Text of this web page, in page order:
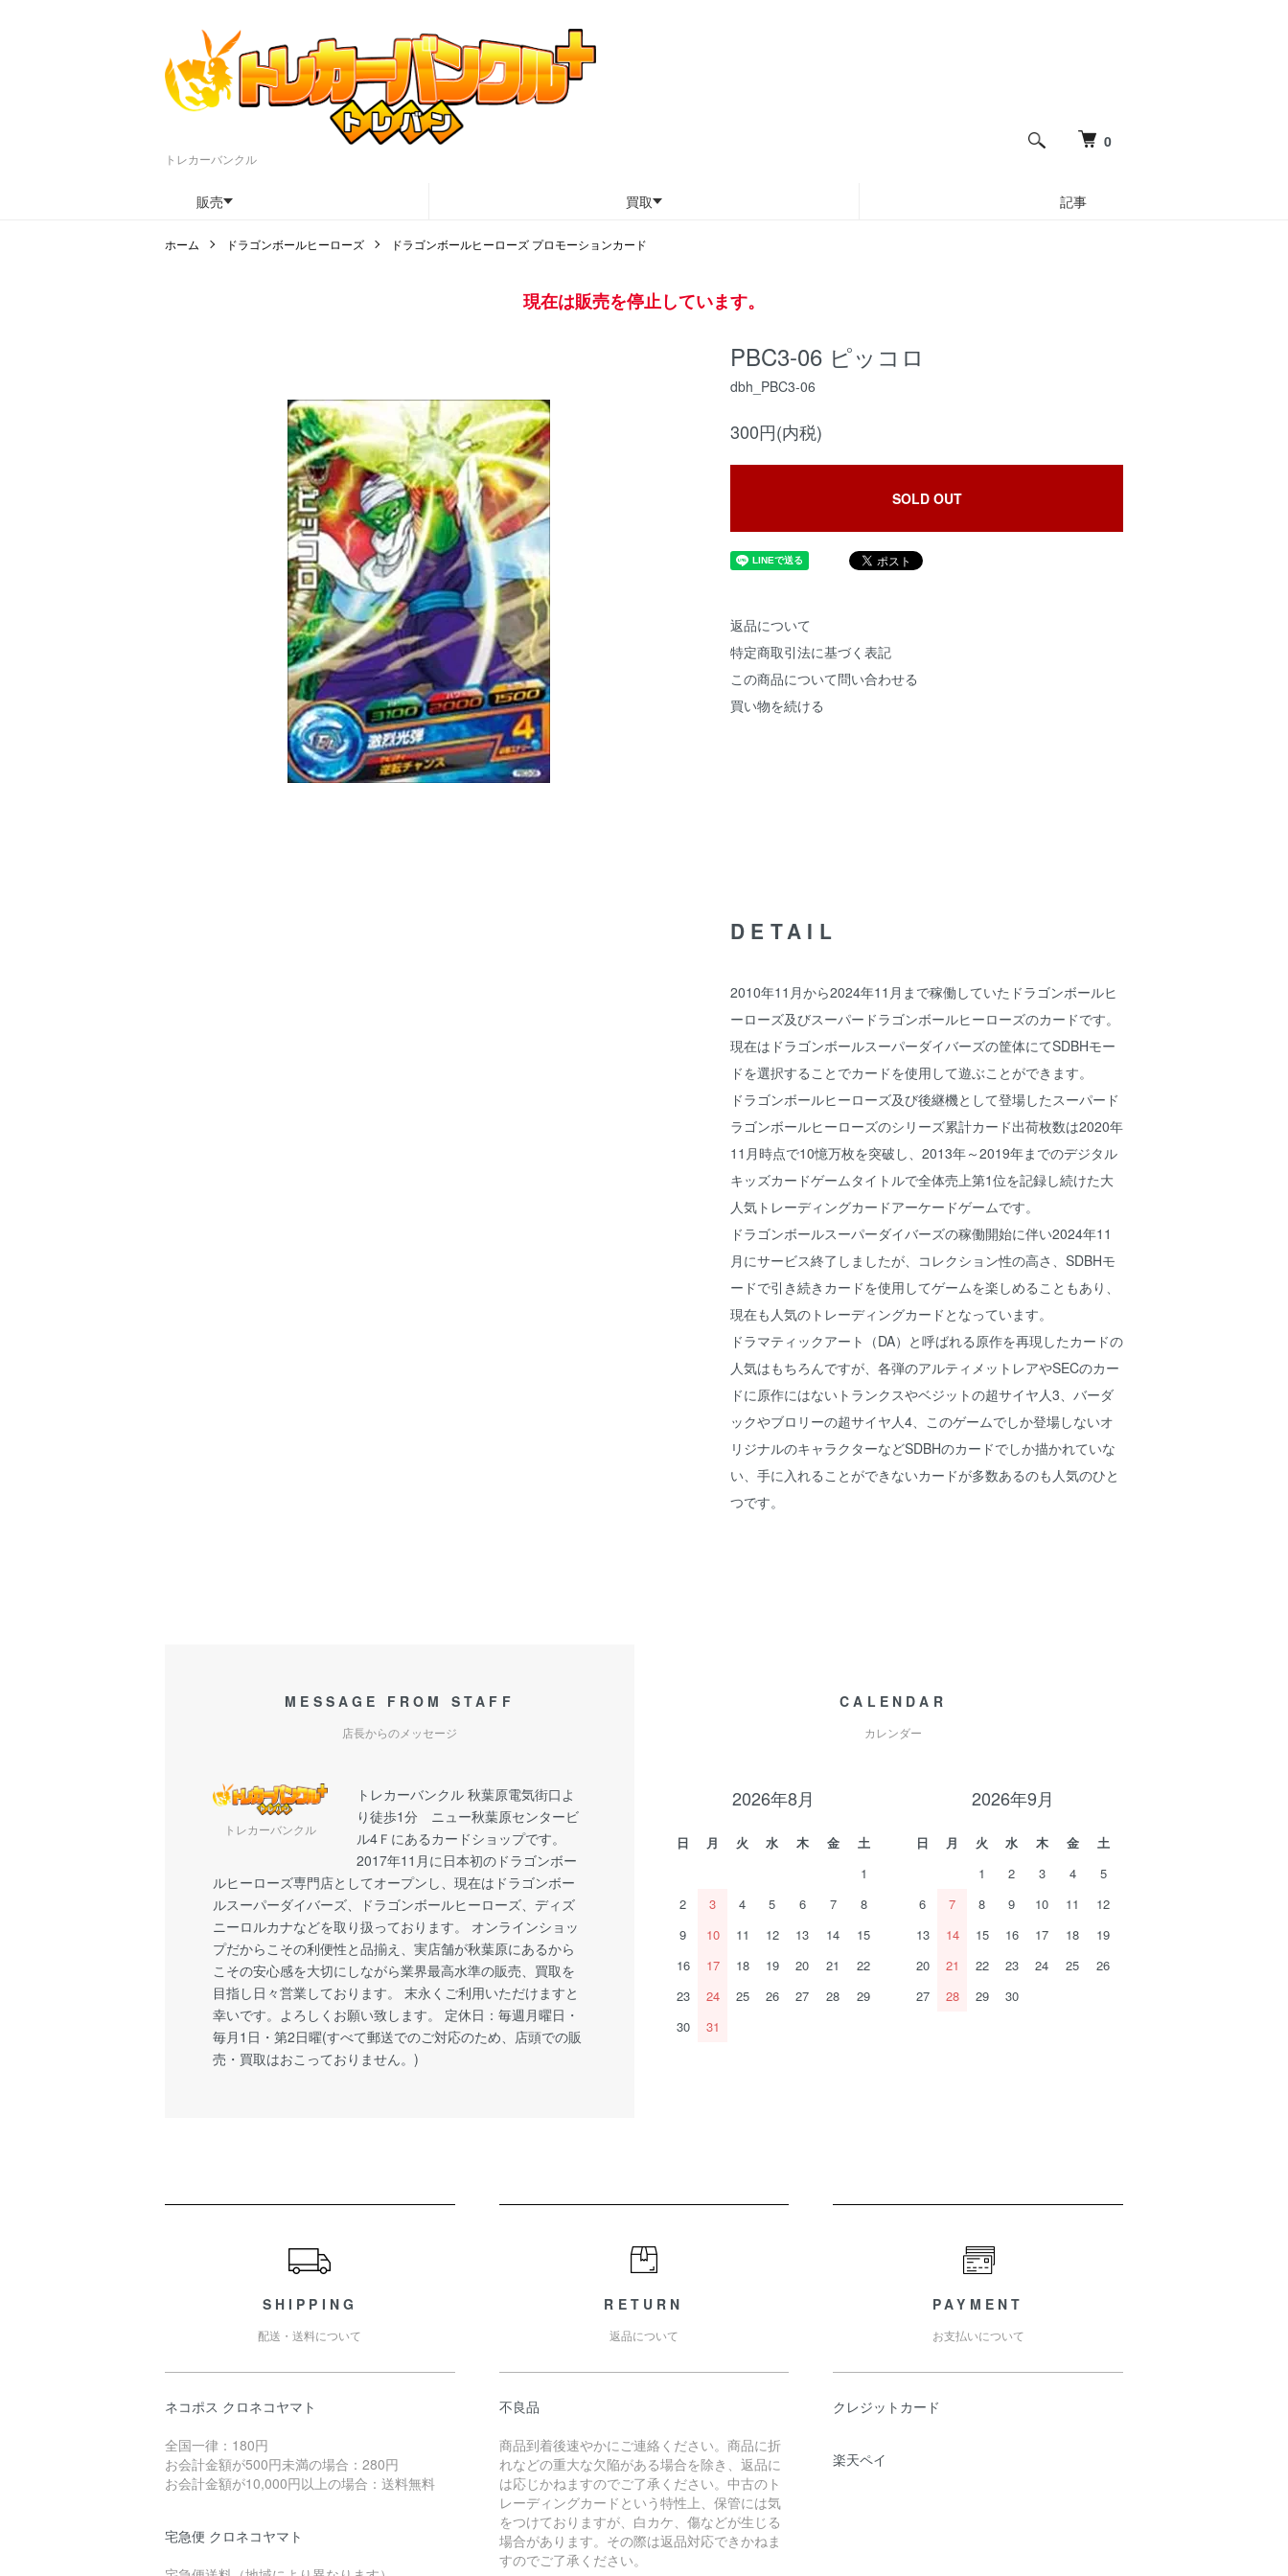
トレカーバンクル
0
販売 買取 記事
ホーム ドラゴンボールヒーローズ ドラゴンボールヒーローズ プロモーションカード
現在は販売を停止しています。
PBC3-06 ピッコロ
dbh_PBC3-06
300円(内税)
SOLD OUT
返品について
特定商取引法に基づく表記
この商品について問い合わせる
買い物を続ける
DETAIL
2010年11月から2024年11月まで稼働していたドラゴンボールヒ
ーローズ及びスーパードラゴンボールヒーローズのカードです。
現在はドラゴンボールスーパーダイバーズの筐体にてSDBHモー
ドを選択することでカードを使用して遊ぶことができます。
ドラゴンボールヒーローズ及び後継機として登場したスーパード
ラゴンボールヒーローズのシリーズ累計カード出荷枚数は2020年
11月時点で10憶万枚を突破し、2013年～2019年までのデジタル
キッズカードゲームタイトルで全体売上第1位を記録し続けた大
人気トレーディングカードアーケードゲームです。
ドラゴンボールスーパーダイバーズの稼働開始に伴い2024年11
月にサービス終了しましたが、コレクション性の高さ、SDBHモ
ードで引き続きカードを使用してゲームを楽しめることもあり、
現在も人気のトレーディングカードとなっています。
ドラマティックアート（DA）と呼ばれる原作を再現したカードの
人気はもちろんですが、各弾のアルティメットレアやSECのカー
ドに原作にはないトランクスやベジットの超サイヤ人3、バーダ
ックやブロリーの超サイヤ人4、このゲームでしか登場しないオ
リジナルのキャラクターなどSDBHのカードでしか描かれていな
い、手に入れることができないカードが多数あるのも人気のひと
つです。
MESSAGE FROM STAFF
店長からのメッセージ
トレカーバンクル
トレカーバンクル 秋葉原電気街口よ
り徒歩1分 ニュー秋葉原センタービ
ル4Ｆにあるカードショップです。
2017年11月に日本初のドラゴンボー
ルヒーローズ専門店としてオープンし、現在はドラゴンボー
ルスーパーダイバーズ、ドラゴンボールヒーローズ、ディズ
ニーロルカナなどを取り扱っております。 オンラインショッ
プだからこその利便性と品揃え、実店舗が秋葉原にあるから
こその安心感を大切にしながら業界最高水準の販売、買取を
目指し日々営業しております。 末永くご利用いただけますと
幸いです。よろしくお願い致します。 定休日：毎週月曜日・
毎月1日・第2日曜(すべて郵送でのご対応のため、店頭での販
売・買取はおこっておりません。)
CALENDAR
カレンダー
2026年8月
日 月 火 水 木 金
土
1
2
3 4 5 6 7
8
9
10 11 12 13 14
15
16
17 18 19 20 21
22
23
24 25 26 27 28
29
30
31
2026年9月
日 月 火 水 木 金
土
1
2 3 4
5
6
7 8 9 10 11
12
13
14 15 16 17 18
19
20
21 22 23 24 25
26
27
28 29 30
SHIPPING
配送・送料について
ネコポス クロネコヤマト
全国一律：180円
お会計金額が500円未満の場合：280円
お会計金額が10,000円以上の場合：送料無料
宅急便 クロネコヤマト
RETURN
返品について
不良品
商品到着後速やかにご連絡ください。商品に折
れなどの重大な欠陥がある場合を除き、返品に
は応じかねますのでご了承ください。中古のト
レーディングカードという特性上、保管には気
をつけておりますが、白カケ、傷などが生じる
場合があります。その際は返品対応できかねま
すのでご了承ください。
PAYMENT
お支払いについて
クレジットカード
楽天ペイ